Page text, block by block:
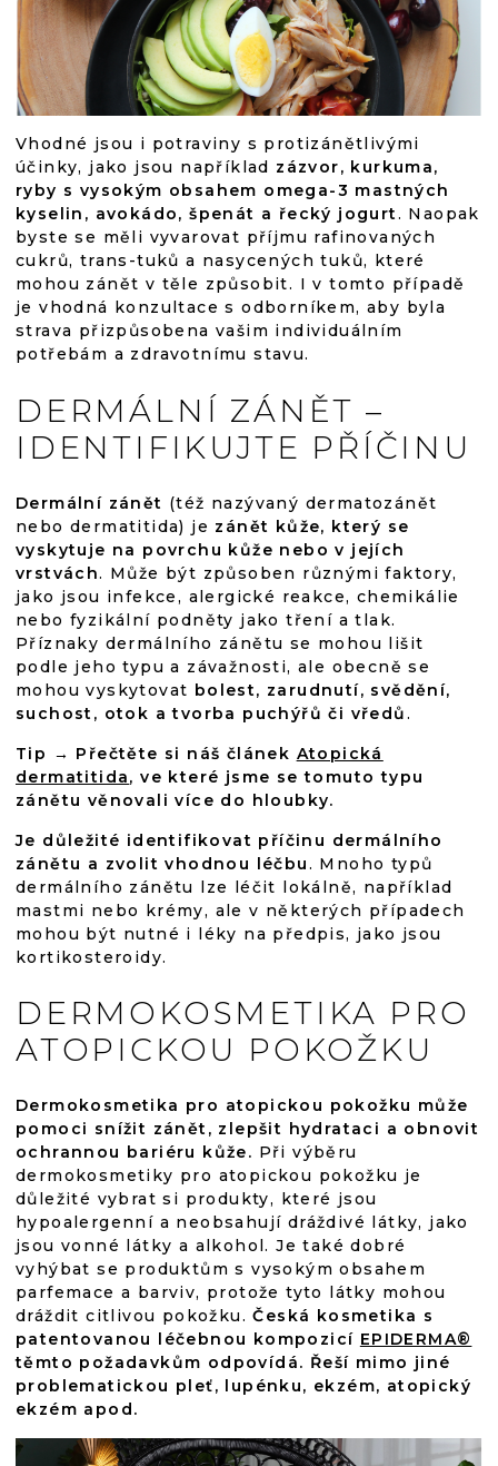
Vhodné jsou i potraviny s protizánětlivými
účinky, jako jsou například zázvor, kurkuma,
ryby s vysokým obsahem omega-3 mastných
kyselin, avokádo, špenát a řecký jogurt. Naopak
byste se měli vyvarovat příjmu rafinovaných
cukrů, trans-tuků a nasycených tuků, které
mohou zánět v těle způsobit. I v tomto případě
je vhodná konzultace s odborníkem, aby byla
strava přizpůsobena vašim individuálním
potřebám a zdravotnímu stavu.
DERMÁLNÍ ZÁNĚT –
IDENTIFIKUJTE PŘÍČINU
Dermální zánět (též nazývaný dermatozánět
nebo dermatitida) je zánět kůže, který se
vyskytuje na povrchu kůže nebo v jejích
vrstvách. Může být způsoben různými faktory,
jako jsou infekce, alergické reakce, chemikálie
nebo fyzikální podněty jako tření a tlak.
Příznaky dermálního zánětu se mohou lišit
podle jeho typu a závažnosti, ale obecně se
mohou vyskytovat bolest, zarudnutí, svědění,
suchost, otok a tvorba puchýřů či vředů.
Tip → Přečtěte si náš článek Atopická
dermatitida, ve které jsme se tomuto typu
zánětu věnovali více do hloubky.
Je důležité identifikovat příčinu dermálního
zánětu a zvolit vhodnou léčbu. Mnoho typů
dermálního zánětu lze léčit lokálně, například
mastmi nebo krémy, ale v některých případech
mohou být nutné i léky na předpis, jako jsou
kortikosteroidy.
DERMOKOSMETIKA PRO
ATOPICKOU POKOŽKU
Dermokosmetika pro atopickou pokožku může
pomoci snížit zánět, zlepšit hydrataci a obnovit
ochrannou bariéru kůže. Při výběru
dermokosmetiky pro atopickou pokožku je
důležité vybrat si produkty, které jsou
hypoalergenní a neobsahují dráždivé látky, jako
jsou vonné látky a alkohol. Je také dobré
vyhýbat se produktům s vysokým obsahem
parfemace a barviv, protože tyto látky mohou
dráždit citlivou pokožku.Česká kosmetika s
patentovanou léčebnou kompozicí EPIDERMA®
těmto požadavkům odpovídá. Řeší mimo jiné
problematickou pleť, lupénku, ekzém, atopický
ekzém apod.